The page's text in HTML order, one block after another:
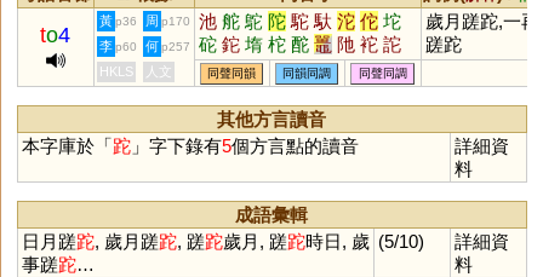
to4
黃 p36 周 p170 池 舵 鴕 陀 駝 馱 沱 佗 坨
砣 鉈 堶 柁 酡 鼉 阤 袉 詑
碢 岮 柂 紽 杝 驒 鮀
歲月蹉跎,一再
蹉跎
李 p60 何 p257
HKLS 人文 同聲同韻 同韻同調 同聲同調
其他方言讀音
本字庫於「跎」字下錄有5個方言點的讀音
詳細資
料
成語彙輯
日月蹉跎, 歲月蹉跎, 蹉跎歲月, 蹉跎時日, 歲
事蹉跎…
(5/10)
詳細資
料